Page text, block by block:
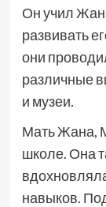
Он учил
развивать
они
различные
и музеи.
Мать Жана,
школе. Она
навыков.